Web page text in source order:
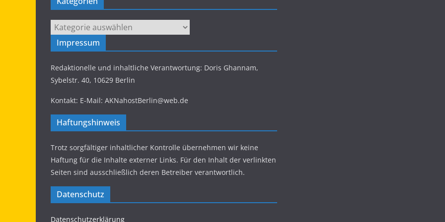
Kategorien
Impressum
Redaktionelle und inhaltliche Verantwortung: Doris Ghannam,
Sybelstr. 40, 10629 Berlin
Kontakt: E-Mail: AKNahostBerlin@web.de
Haftungshinweis
Trotz sorgfältiger inhaltlicher Kontrolle übernehmen wir keine
Haftung für die Inhalte externer Links. Für den Inhalt der verlinkten
Seiten sind ausschließlich deren Betreiber verantwortlich.
Datenschutz
Datenschutzerklärung